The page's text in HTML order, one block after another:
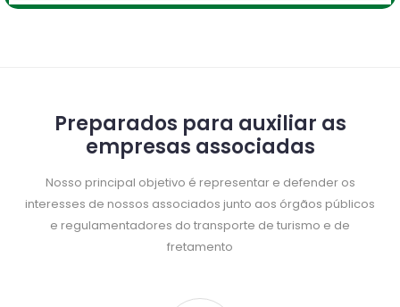
Preparados para auxiliar as
empresas associadas
Nosso principal objetivo é representar e defender os
interesses de nossos associados junto aos órgãos públicos
e regulamentadores do transporte de turismo e de
fretamento